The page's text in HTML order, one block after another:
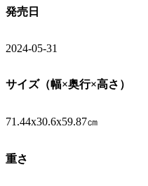
発売日
2024-05-31
サイズ（幅×奥行×高さ）
71.44x30.6x59.87㎝
重さ